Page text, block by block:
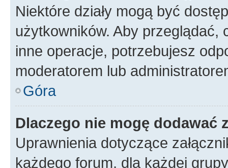
Niektóre działy mogą być
użytkowników. Aby
inne operacje, potrzebujesz
moderatorem lub
Góra
Dlaczego nie mogę dodawać
Uprawnienia dotyczące
każdego forum, dla każdej